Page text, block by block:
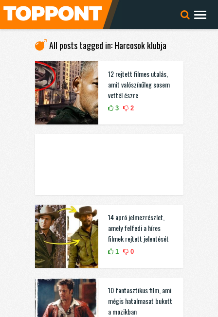
All posts tagged in: Harcosok klubja
12 rejtett filmes utalás,
amit valószínűleg sosem
vettél észre
3 2
14 apró jelmezrészlet,
amely felfedi a híres
filmek rejtett jelentését
1 0
10 fantasztikus film, ami
mégis hatalmasat bukott
a mozikban